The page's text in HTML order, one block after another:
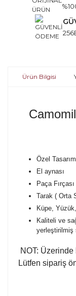
Ürün Bilgisi
Özel
El aynası
Paça Fırçası
Tarak ( Orta
Küpe,
Kaliteli ve
yerleştirilmiş
NOT:
Lütfen sipariş